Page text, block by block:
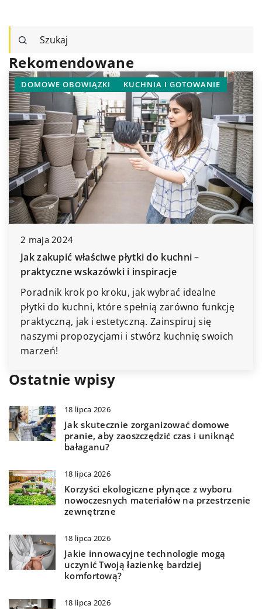
Rekomendowane
DOMOWE OBOWIĄZKI KUCHNIA I GOTOWANIE
2 maja 2024
Jak zakupić właściwe płytki do kuchni –
praktyczne wskazówki i inspiracje
Poradnik krok po kroku, jak wybrać idealne
płytki do kuchni, które spełnią zarówno funkcję
praktyczną, jak i estetyczną. Zainspiruj się
naszymi propozycjami i stwórz kuchnię swoich
marzeń!
Ostatnie wpisy
18 lipca 2026
Jak skutecznie zorganizować domowe
pranie, aby zaoszczędzić czas i uniknąć
bałaganu?
18 lipca 2026
Korzyści ekologiczne płynące z wyboru
nowoczesnych materiałów na przestrzenie
zewnętrzne
18 lipca 2026
Jakie innowacyjne technologie mogą
uczynić Twoją łazienkę bardziej
komfortową?
18 lipca 2026